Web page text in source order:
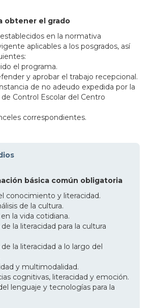
obtener el grado
en la normativa
aplicables a los posgrados, así
el programa.
y aprobar el trabajo recepcional.
de no adeudo expedida por la
Control Escolar del Centro
correspondientes.
básica común obligatoria
conocimiento y literacidad.
de la cultura.
la vida cotidiana.
la literacidad para la cultura
la literacidad a lo largo del
y multimodalidad.
cognitivas, literacidad y emoción.
lenguaje y tecnologías para la